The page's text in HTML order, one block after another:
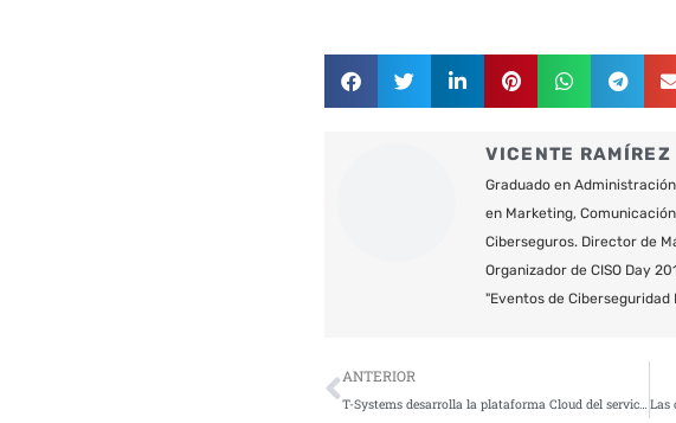
VICENTE RAMÍREZ
Graduado en
en Marketing,
Ciberseguros. Director de
Organizador de CISO Day
"Eventos de Ciberseguridad
Ant
ANTERIOR
T-Systems desarrolla la plataforma Cloud del servicio público de salud de la Generalitat de Cataluña